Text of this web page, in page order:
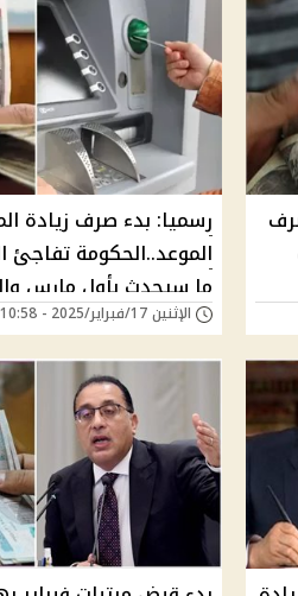
رسميا: بدء صرف زيادة
الموعد..الحكومة تفاجئ
ما سيحدث بأول مارس
الإثنين 17/فبراير/2025 - 10:58 ص